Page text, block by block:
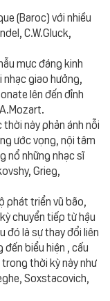
(Baroc) với nhiều
C.W.Gluck,
mực đáng kinh
giao hưởng,
lên đến đỉnh
thời này phản ánh nỗi
ước vọng, nội tâm
nổ những nhạc sĩ
Grieg,
phát triển vũ bão,
chuyển tiếp từ hậu
đó là sự thay đổi liên
biểu hiện , cấu
thời kỳ này như
Soxstacovich,